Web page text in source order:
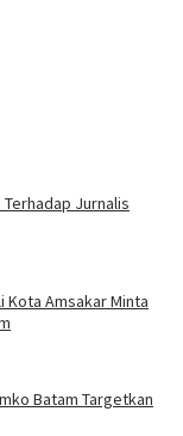
Jurnalis
Kota Amsakar Minta
Batam Targetkan